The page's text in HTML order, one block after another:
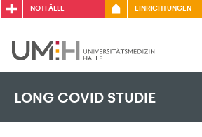
NOTFÄLLE EINRICHTUNGEN
LONG COVID STUDIE